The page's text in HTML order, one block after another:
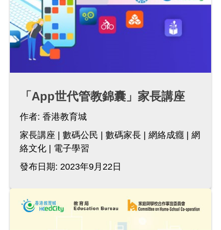
「App世代管教錦囊」家長講座
作者: 香港教育城
家長講座
數碼公民 數碼家長 網絡成癮
網
絡文化
電子學習
發布日期: 2023年9月22日